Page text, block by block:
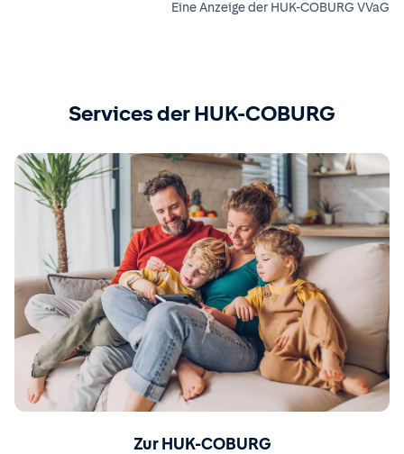
Eine Anzeige der HUK-COBURG VVaG
Services der HUK-COBURG
Zur HUK-COBURG